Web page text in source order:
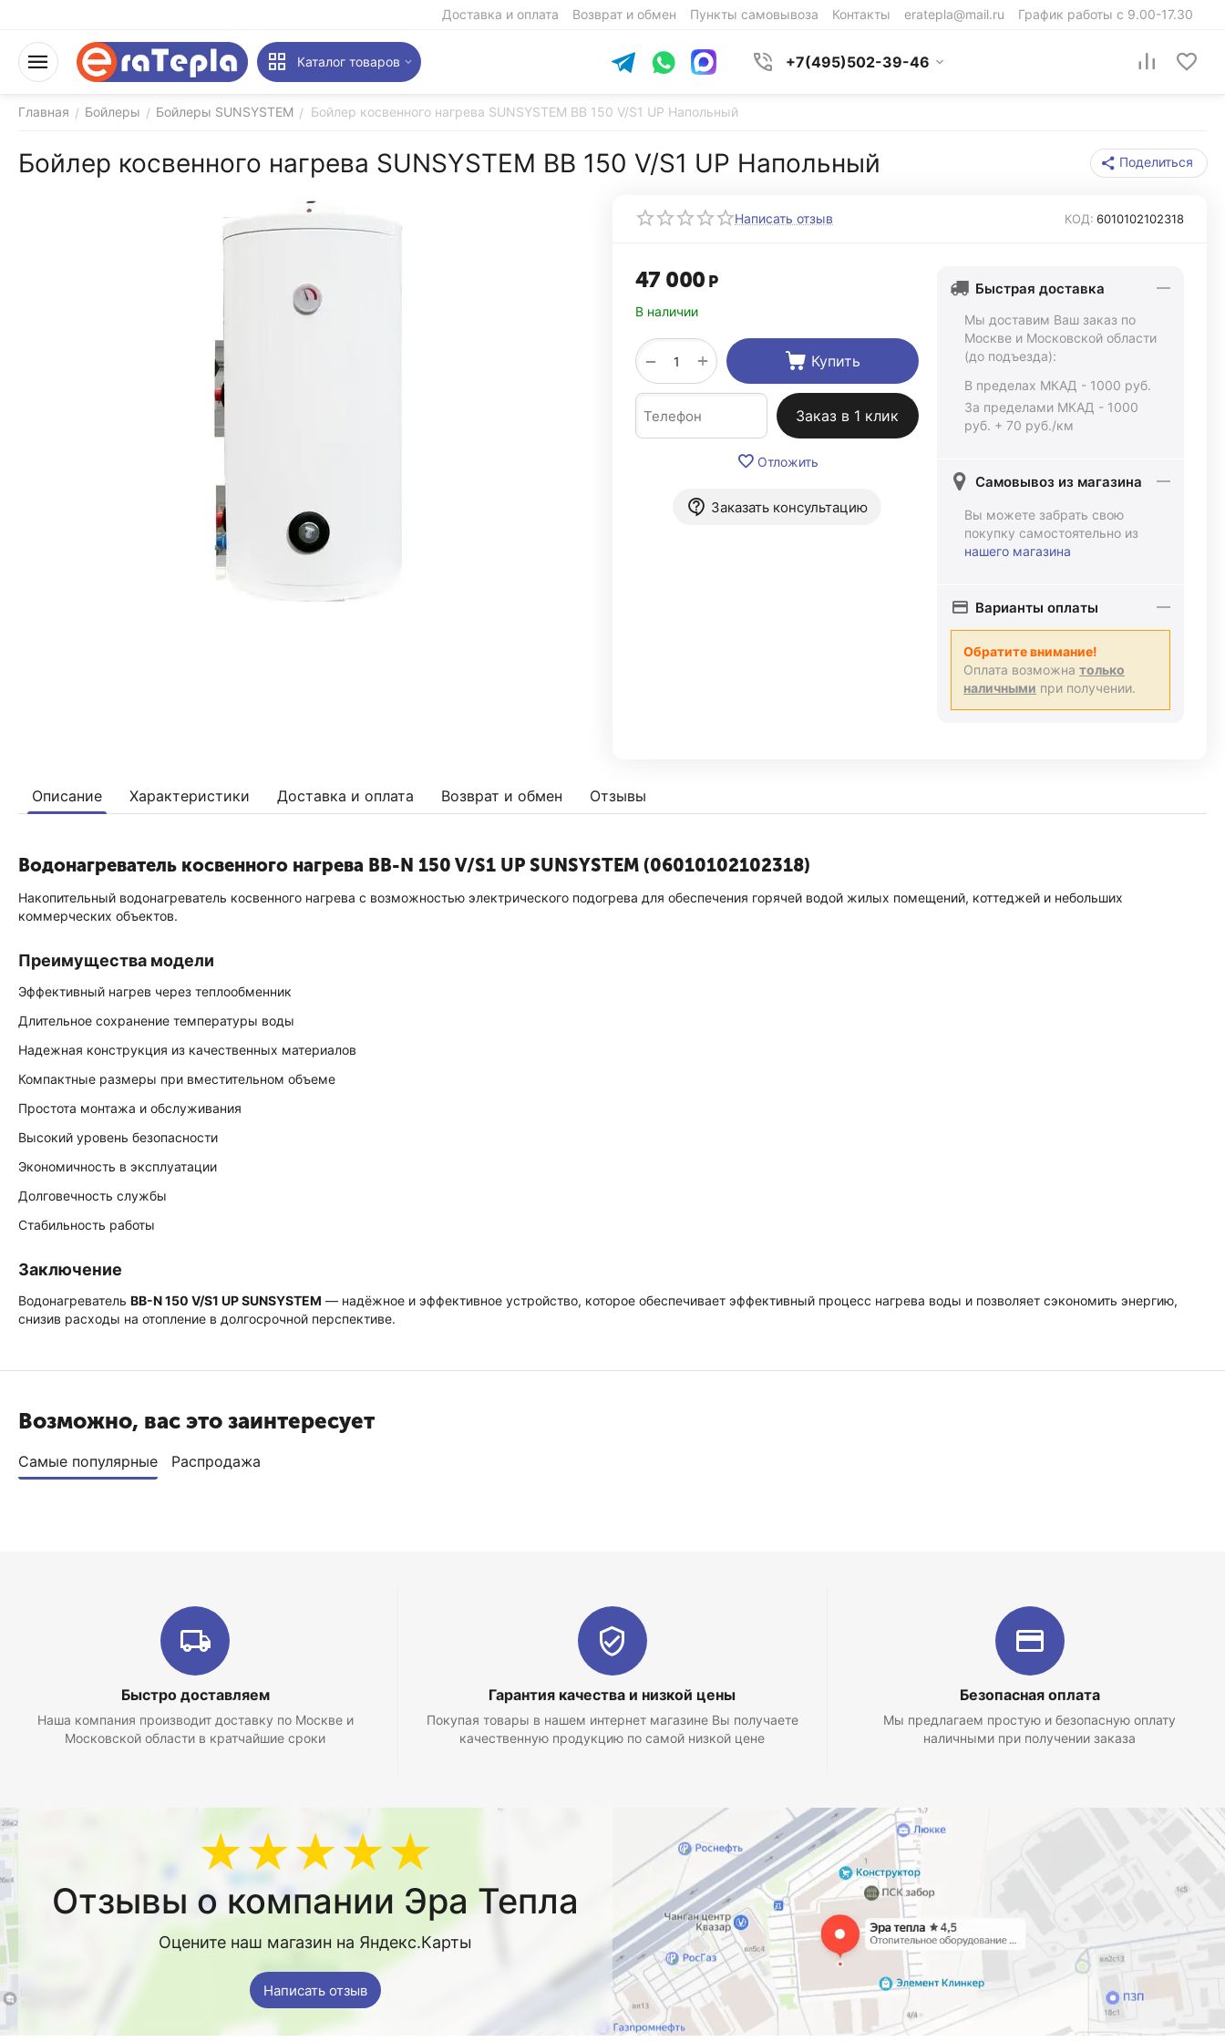
Доставка и оплата Возврат и обмен Пункты самовывоза Контакты eratepla@mail.ru График работы с 9.00-17.30
Каталог товаров +7(495)502-39-46
Главная / Бойлеры / Бойлеры SUNSYSTEM / Бойлер косвенного нагрева SUNSYSTEM BB 150 V/S1 UP Напольный
Бойлер косвенного нагрева SUNSYSTEM BB 150 V/S1 UP Напольный Поделиться
Написать отзыв КОД: 6010102102318
47 000 Р
В наличии
+
− Купить
Заказ в 1 клик
Отложить
Заказать консультацию
Быстрая доставка
Мы доставим Ваш заказ по
Москве и Московской области
(до подъезда):
В пределах МКАД - 1000 руб.
За пределами МКАД - 1000
руб. + 70 руб./км
Самовывоз из магазина
Вы можете забрать свою
покупку самостоятельно из
нашего магазина
Варианты оплаты
Обратите внимание!
Оплата возможна только
наличными при получении.
Описание Характеристики Доставка и оплата Возврат и обмен Отзывы
Водонагреватель косвенного нагрева BB-N 150 V/S1 UP SUNSYSTEM (06010102102318)
Накопительный водонагреватель косвенного нагрева с возможностью электрического подогрева для обеспечения горячей водой жилых помещений, коттеджей и небольших
коммерческих объектов.
Преимущества модели
Эффективный нагрев через теплообменник
Длительное сохранение температуры воды
Надежная конструкция из качественных материалов
Компактные размеры при вместительном объеме
Простота монтажа и обслуживания
Высокий уровень безопасности
Экономичность в эксплуатации
Долговечность службы
Стабильность работы
Заключение
Водонагреватель BB-N 150 V/S1 UP SUNSYSTEM — надёжное и эффективное устройство, которое обеспечивает эффективный процесс нагрева воды и позволяет сэкономить энергию,
снизив расходы на отопление в долгосрочной перспективе.
Возможно, вас это заинтересует
Самые популярные Распродажа
Быстро доставляем
Наша компания производит доставку по Москве и
Московской области в кратчайшие сроки
Гарантия качества и низкой цены
Покупая товары в нашем интернет магазине Вы получаете
качественную продукцию по самой низкой цене
Безопасная оплата
Мы предлагаем простую и безопасную оплату
наличными при получении заказа
★★★★★
Отзывы о компании Эра Тепла
Оцените наш магазин на Яндекс.Карты
Написать отзыв